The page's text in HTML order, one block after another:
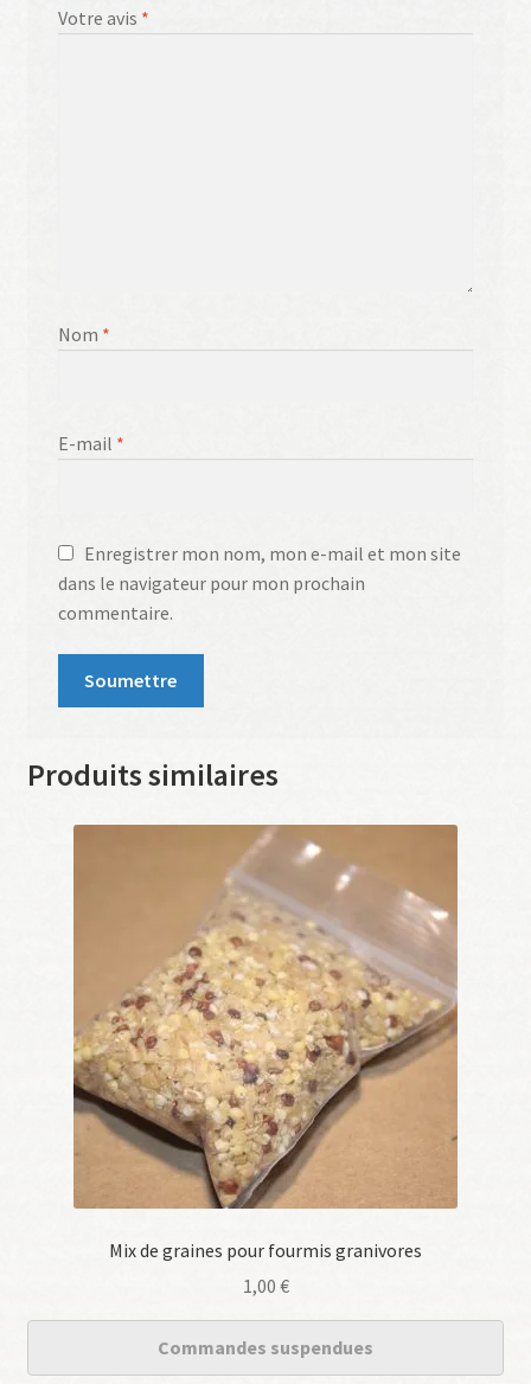
Votre avis *
Nom *
E-mail *
Enregistrer mon nom, mon e-mail et mon site
dans le navigateur pour mon prochain
commentaire.
Produits similaires
Mix de graines pour fourmis granivores
1,00 €
Commandes suspendues